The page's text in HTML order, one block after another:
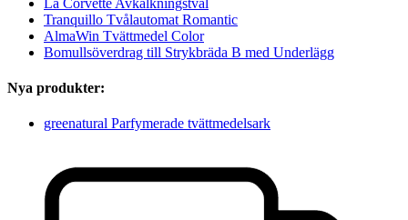
Tranquillo Tvålautomat Romantic
AlmaWin Tvättmedel Color
Bomullsöverdrag till Strykbräda B med Underlägg
Nya produkter:
greenatural Parfymerade tvättmedelsark